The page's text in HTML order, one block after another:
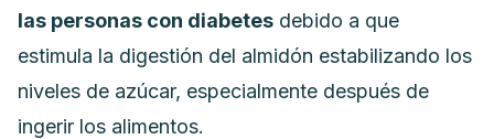
las personas con diabetes debido a que
estimula la digestión del almidón estabilizando los
niveles de azúcar, especialmente después de
ingerir los alimentos.